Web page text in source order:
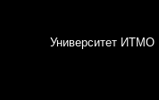
Университет ИТМО